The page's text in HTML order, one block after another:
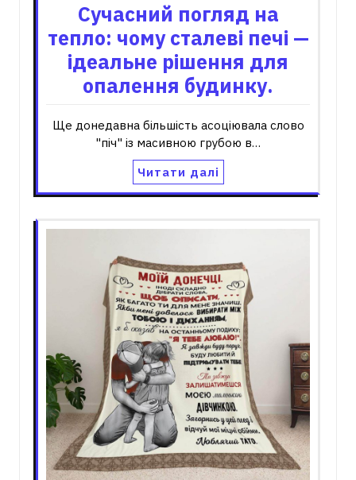
Сучасний погляд на
тепло: чому сталеві печі —
ідеальне рішення для
опалення будинку.
Ще донедавна більшість асоціювала слово
"піч" із масивною грубою в…
Читати далі